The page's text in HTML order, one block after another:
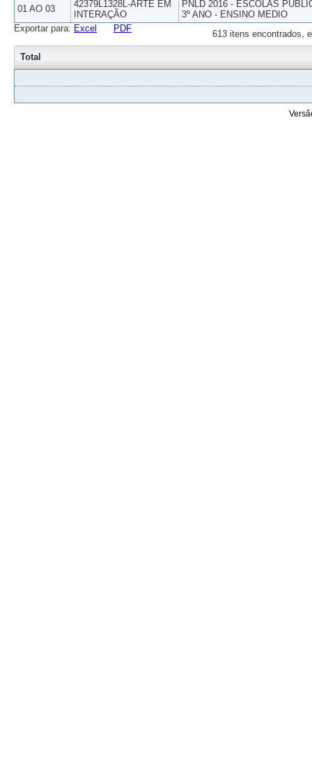
01 AO 03
42379L1328L-ARTE EM
INTERAÇÃO
PNLD 2016 - ESCOLAS
3º ANO - ENSINO MEDIO
613 itens encontrados,
Exportar para: Excel PDF
Total